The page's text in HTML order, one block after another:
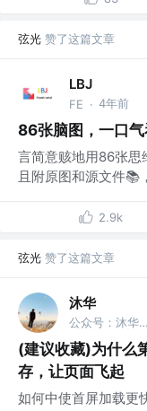
弦光 赞了这篇文章
LBJ
FE · 4年前
86张脑图，一口
言简意赅地用86张
且附原图和源文件📚
2.9k
弦光 赞了这篇文章
沐华
公众号：沐华说技术 @全干工程师
(建议收藏)为什么
存，让页面飞起
如何中使首屏加载更